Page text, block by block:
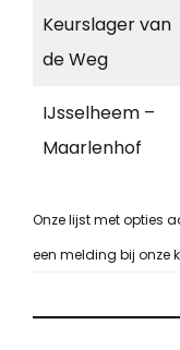
Keurslager van
de Weg
IJsselheem –
Maarlenhof
Onze lijst met opties
een melding bij onze